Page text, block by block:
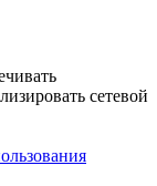
сетевой